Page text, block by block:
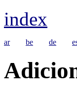
index
ar be de